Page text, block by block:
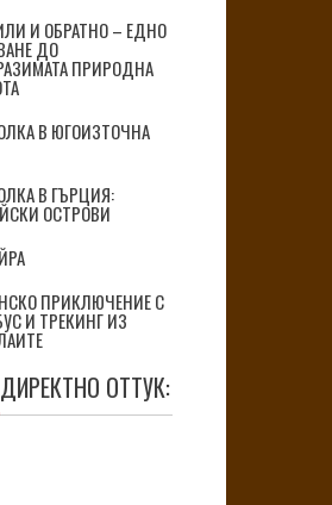
И ОБРАТНО – ЕДНО
ДО
ПРИРОДНА
В ЮГОИЗТОЧНА
В ГЪРЦИЯ:
ОСТРОВИ
ПРИКЛЮЧЕНИЕ С
И ТРЕКИНГ ИЗ
ОТТУК: